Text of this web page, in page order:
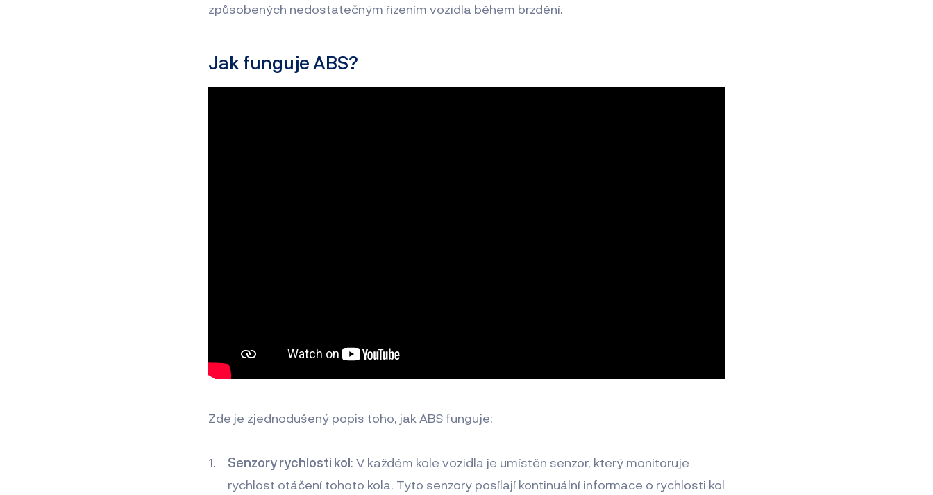
způsobených nedostatečným řízením vozidla během brzdění.
Jak funguje ABS?
Zde je zjednodušený popis toho, jak ABS funguje:
Senzory rychlosti kol: V každém kole vozidla je umístěn senzor, který monitoruje
rychlost otáčení tohoto kola. Tyto senzory posílají kontinuální informace o rychlosti kol